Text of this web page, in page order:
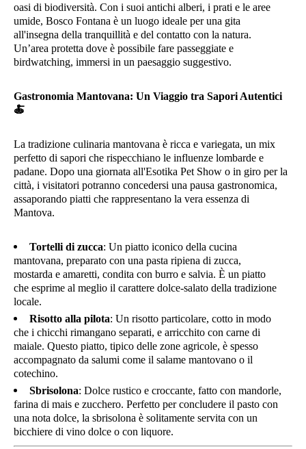
oasi di biodiversità. Con i suoi antichi alberi, i prati e le aree
umide, Bosco Fontana è un luogo ideale per una gita
all'insegna della tranquillità e del contatto con la natura.
Un’area protetta dove è possibile fare passeggiate e
birdwatching, immersi in un paesaggio suggestivo.
Gastronomia Mantovana: Un Viaggio tra Sapori Autentici
🍝
La tradizione culinaria mantovana è ricca e variegata, un mix
perfetto di sapori che rispecchiano le influenze lombarde e
padane. Dopo una giornata all'Esotika Pet Show o in giro per la
città, i visitatori potranno concedersi una pausa gastronomica,
assaporando piatti che rappresentano la vera essenza di
Mantova.
Tortelli di zucca: Un piatto iconico della cucina
mantovana, preparato con una pasta ripiena di zucca,
mostarda e amaretti, condita con burro e salvia. È un piatto
che esprime al meglio il carattere dolce-salato della tradizione
locale.
Risotto alla pilota: Un risotto particolare, cotto in modo
che i chicchi rimangano separati, e arricchito con carne di
maiale. Questo piatto, tipico delle zone agricole, è spesso
accompagnato da salumi come il salame mantovano o il
cotechino.
Sbrisolona: Dolce rustico e croccante, fatto con mandorle,
farina di mais e zucchero. Perfetto per concludere il pasto con
una nota dolce, la sbrisolona è solitamente servita con un
bicchiere di vino dolce o con liquore.